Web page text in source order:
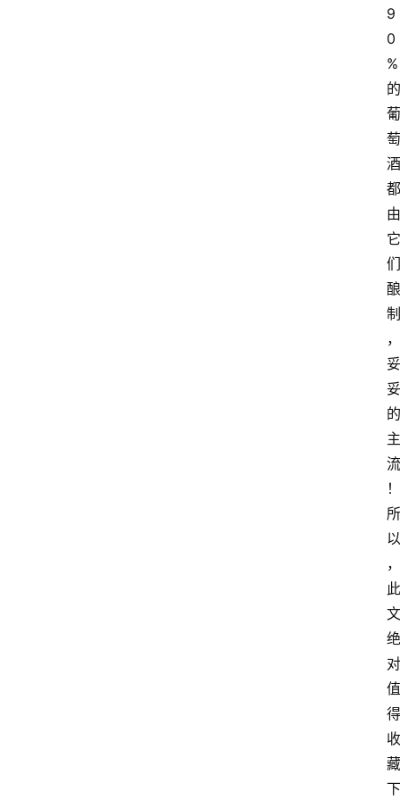
9
0
%
的
葡
萄
酒
都
由
它
们
酿
制
，
妥
妥
的
主
流
！
所
以
，
此
文
绝
对
值
得
收
藏
下